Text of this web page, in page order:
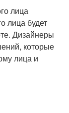
лица
лица будет
Дизайнеры
которые
лица и